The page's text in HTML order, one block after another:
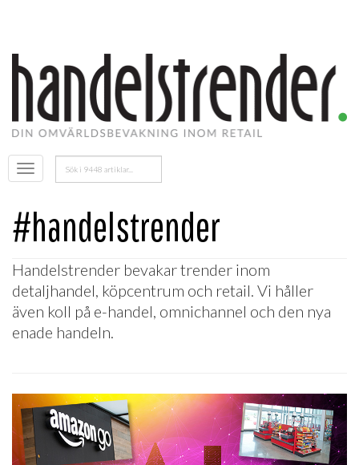
Öppna
menyn
Sök
efter:
#handelstrender
Handelstrender bevakar trender inom
detaljhandel, köpcentrum och retail. Vi håller
även koll på e-handel, omnichannel och den nya
enade handeln.